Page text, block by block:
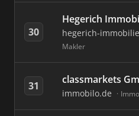
30
Hegerich
hegerich-
Makler
31 classmarkets
immobilo.de